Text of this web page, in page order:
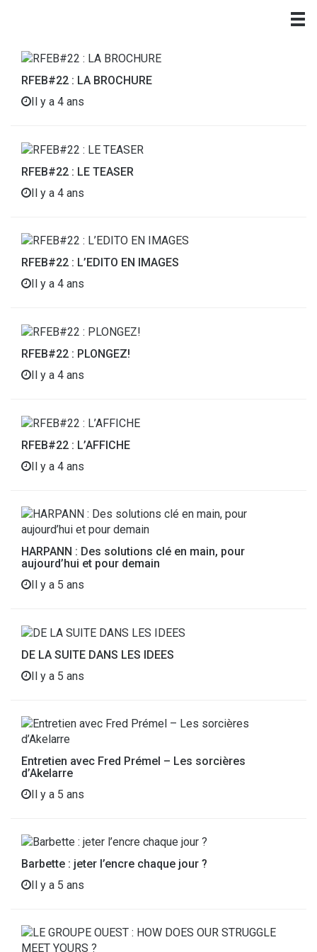
RFEB#22 : LA BROCHURE
Il y a 4 ans
RFEB#22 : LE TEASER
Il y a 4 ans
RFEB#22 : L’EDITO EN IMAGES
Il y a 4 ans
RFEB#22 : PLONGEZ!
Il y a 4 ans
RFEB#22 : L’AFFICHE
Il y a 4 ans
HARPANN : Des solutions clé en main, pour
aujourd’hui et pour demain
Il y a 5 ans
DE LA SUITE DANS LES IDEES
Il y a 5 ans
Entretien avec Fred Prémel – Les sorcières
d’Akelarre
Il y a 5 ans
Barbette : jeter l’encre chaque jour ?
Il y a 5 ans